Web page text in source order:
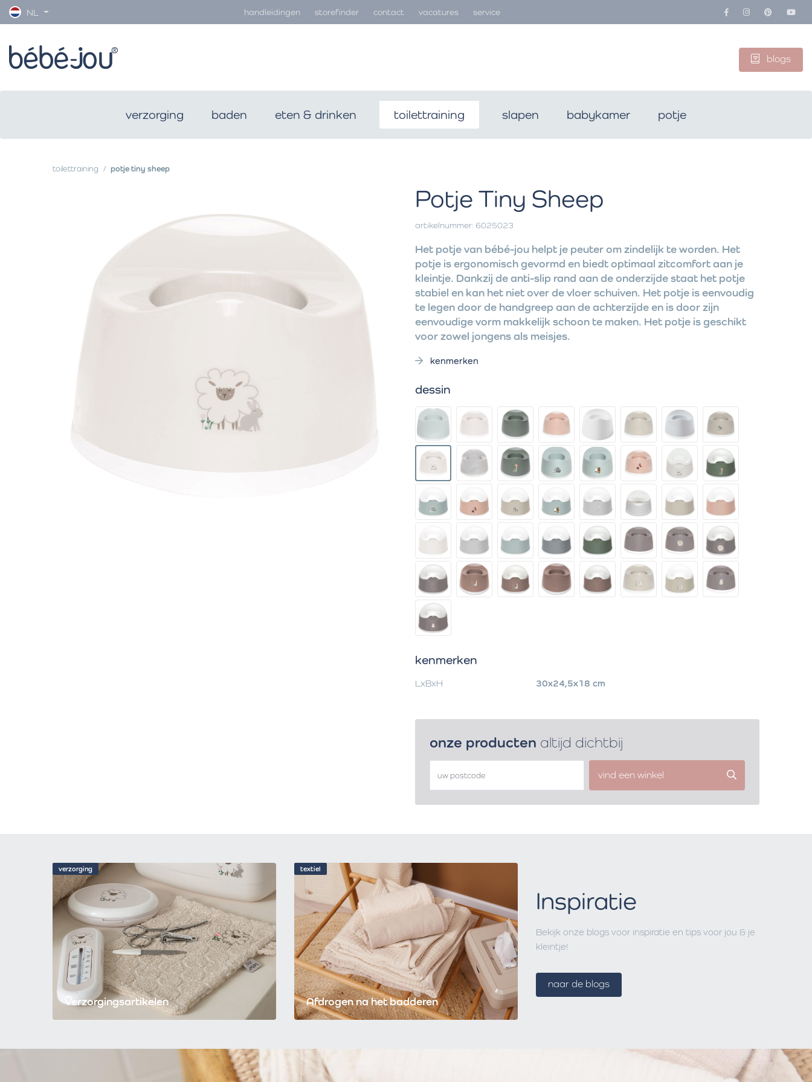
NL handleidingen storefinder contact vacatures service
blogs
verzorging baden eten & drinken toilettraining slapen babykamer potje
toilettraining potje tiny sheep
Potje Tiny Sheep
artikelnummer: 6025023
Het potje van bébé-jou helpt je peuter om zindelijk te worden. Het
potje is ergonomisch gevormd en biedt optimaal zitcomfort aan je
kleintje. Dankzij de anti-slip rand aan de onderzijde staat het potje
stabiel en kan het niet over de vloer schuiven. Het potje is eenvoudig
te legen door de handgreep aan de achterzijde en is door zijn
eenvoudige vorm makkelijk schoon te maken. Het potje is geschikt
voor zowel jongens als meisjes.
kenmerken
dessin
kenmerken
LxBxH 30x24,5x18 cm
onze producten altijd dichtbij
vind een winkel
verzorging
Verzorgingsartikelen
textiel
Afdrogen na het badderen
Inspiratie
Bekijk onze blogs voor inspiratie en tips voor jou & je
kleintje!
naar de blogs